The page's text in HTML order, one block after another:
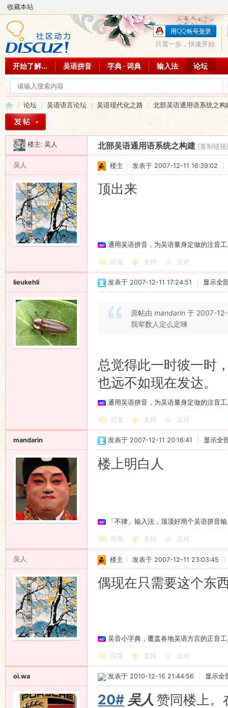
收藏本站
只需一步，快速开始
开始了解... 吴语拼音 字典 · 词典 输入法 论坛
»
论坛
›
吴语语言论坛 吴语现代化之路
›
北部吴语通用语系统之构
楼主: 吴人 北部吴语通用语系统之构建 [复制链
吴人 楼主 发表于 2007-12-11 16:39:02
顶出来
通用吴语拼音，为吴语量身定做的注音
回复 支持 反对
lieukehli 发表于 2007-12-11 17:24:51 显示全
原帖由 mandarin 于 2007-
我辈数人定么定唻
总觉得此一时彼一时
也远不如现在发达。
通用吴语拼音，为吴语量身定做的注音
回复 支持 反对
mandarin 发表于 2007-12-11 20:16:41 显示全
楼上明白人
「不律」输入法，顶顶好用个吴语拼音
回复 支持 反对
吴人 楼主 发表于 2007-12-11 23:03:45
偶现在只需要这个东
吴音小字典，覆盖各地吴语方言的正音
回复 支持 反对
oi.wa 发表于 2010-12-16 21:44:56 显示全
20# 吴人 赞同楼上。